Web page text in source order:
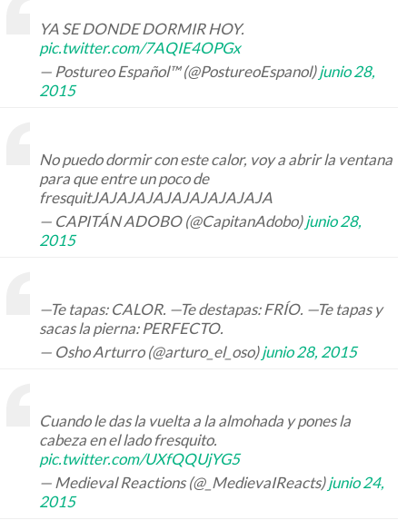
YA SE DONDE DORMIR HOY.
pic.twitter.com/7AQIE4OPGx
— Postureo Español™ (@PostureoEspanol)junio 28,
2015
No puedo dormir con este calor, voy a abrir la ventana
para que entre un poco de
fresquitJAJAJAJAJAJAJAJAJAJA
— CAPITÁN ADOBO (@CapitanAdobo)junio 28,
2015
—Te tapas: CALOR. —Te destapas: FRÍO. —Te tapas y
sacas la pierna: PERFECTO.
— Osho Arturro (@arturo_el_oso)junio 28, 2015
Cuando le das la vuelta a la almohada y pones la
cabeza en el lado fresquito.
pic.twitter.com/UXfQQUjYG5
— Medieval Reactions (@_MedievaIReacts)junio 24,
2015